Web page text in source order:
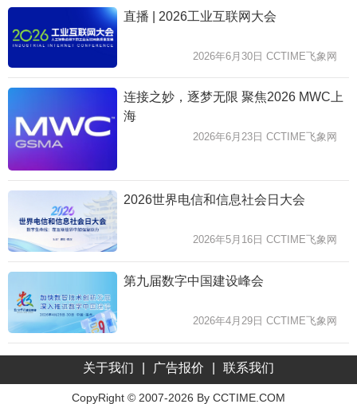
直播 | 2026工业互联网大会
2026年6月30日 CCTIME飞象网
连接之妙，逐梦无限 聚焦2026 MWC上
海
2026年6月23日 CCTIME飞象网
2026世界电信和信息社会日大会
2026年5月16日 CCTIME飞象网
第九届数字中国建设峰会
2026年4月29日 CCTIME飞象网
关于我们 广告报价 联系我们
CopyRight © 2007-2026 By CCTIME.COM